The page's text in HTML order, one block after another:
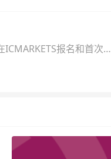
报名和首次入